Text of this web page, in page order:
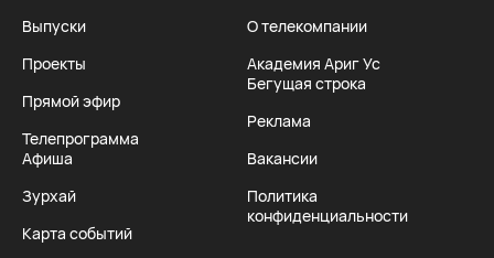
Выпуски
Проекты
Прямой эфир
Телепрограмма
Афиша
Зурхай
Карта событий
О телекомпании
Академия Ариг Ус
Бегущая строка
Реклама
Вакансии
Политика
конфиденциальности